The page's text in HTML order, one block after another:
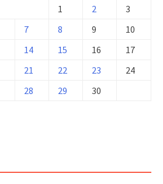
1 2
3
7 8 9
10
14 15 16
17
21 22 23
24
28 29 30